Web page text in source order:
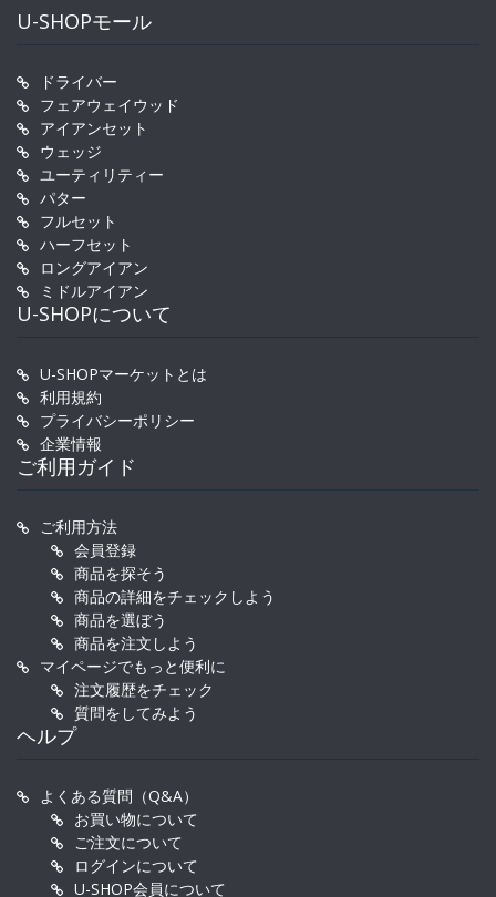
U-SHOPモール
ドライバー
フェアウェイウッド
アイアンセット
ウェッジ
ユーティリティー
パター
フルセット
ハーフセット
ロングアイアン
ミドルアイアン
U-SHOPについて
U-SHOPマーケットとは
利用規約
プライバシーポリシー
企業情報
ご利用ガイド
ご利用方法
会員登録
商品を探そう
商品の詳細をチェックしよう
商品を選ぼう
商品を注文しよう
マイページでもっと便利に
注文履歴をチェック
質問をしてみよう
ヘルプ
よくある質問（Q&A）
お買い物について
ご注文について
ログインについて
U-SHOP会員について